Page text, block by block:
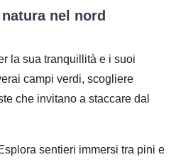
nel nord
la sua tranquillità e i suoi
campi verdi, scogliere
che invitano a staccare dal
sentieri immersi tra pini e